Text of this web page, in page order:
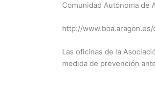
Comunidad Autónoma de
http://www.boa.aragon.es/
Las oficinas de la
medida de prevención